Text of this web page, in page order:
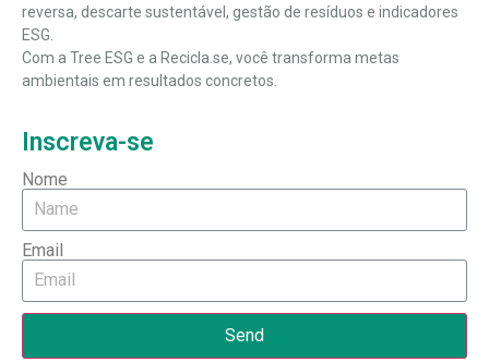
reversa, descarte sustentável, gestão de resíduos e indicadores
ESG.
Com a Tree ESG e a Recicla.se, você transforma metas
ambientais em resultados concretos.
Inscreva-se
Nome
Email
Send